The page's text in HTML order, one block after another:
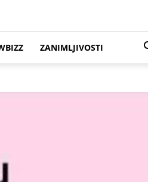
ZANIMLJIVOSTI